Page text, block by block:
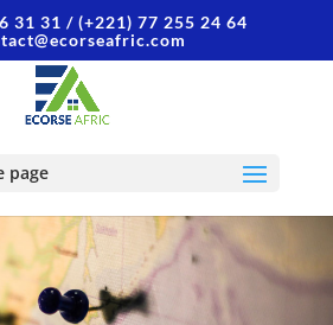
31 31 / (+221) 77 255 24 64
page
-